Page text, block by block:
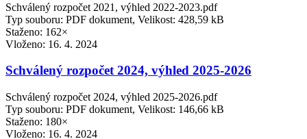
Schválený rozpočet 2021, výhled 2022-2023.pdf
Typ souboru: PDF dokument, Velikost: 428,59 kB
Staženo: 162×
Vloženo: 16. 4. 2024
Schválený rozpočet 2024, výhled 2025-2026
Schválený rozpočet 2024, výhled 2025-2026.pdf
Typ souboru: PDF dokument, Velikost: 146,66 kB
Staženo: 180×
Vloženo: 16. 4. 2024